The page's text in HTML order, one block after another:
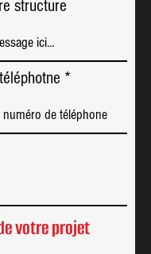
structure
votre projet